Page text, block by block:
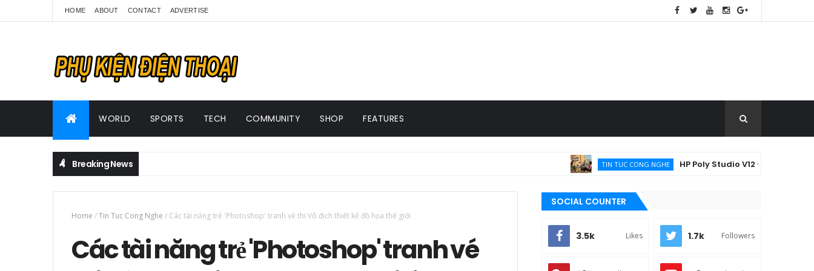
HOME ABOUT CONTACT ADVERTISE
WORLD SPORTS TECH COMMUNITY SHOP FEATURES
Breaking News TIN TUC CONG NGHE HP Poly Studio V12 - Giải pháp họp trực
Home /Tin Tuc Cong Nghe / Các tài năng trẻ 'Photoshop' tranh vé thi Vô địch thiết kế đồ họa thế giới
Các tài năng trẻ 'Photoshop' tranh vé
SOCIAL COUNTER
3.5k Likes 1.7k Followers